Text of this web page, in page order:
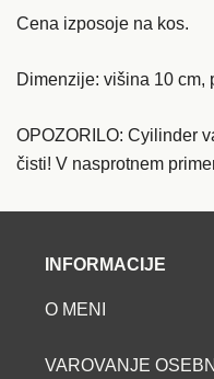
Cena izposoje na kos.
Dimenzije: višina 10 cm,
OPOZORILO: Cyilinder
čisti! V nasprotnem
INFORMACIJE
O MENI
VAROVANJE